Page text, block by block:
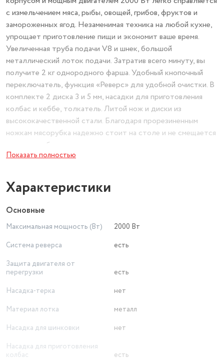
с измельчением мяса, рыбы, овощей, грибов, фруктов и
замороженных ягод. Незаменимая техника на любой кухне,
упрощает приготовление пищи и экономит ваше время.
Увеличенная труба подачи V8 и шнек, большой
металлический лоток подачи. Затратив всего минуту, вы
получите 2 кг однородного фарша. Удобный кнопочный
переключатель, функция «Реверс» для удобной очистки. В
комплекте 2 диска 3 и 5 мм, насадки для приготовления
колбас и кеббе, толкатель. Литой нож и диски из
высококачественной стали. Благодаря прорезиненным
ножкам мясорубка надежно стоит на столе и не смещается
во время работы.
Показать полностью
Характеристики
Основные
Максимальная мощность (Вт)
2000 Вт
Система реверса
есть
Защита двигателя от
перегрузки
есть
Насадка-терка
нет
Материал лотка
металл
Насадка для шинковки
нет
Насадка для приготовления
колбас
есть